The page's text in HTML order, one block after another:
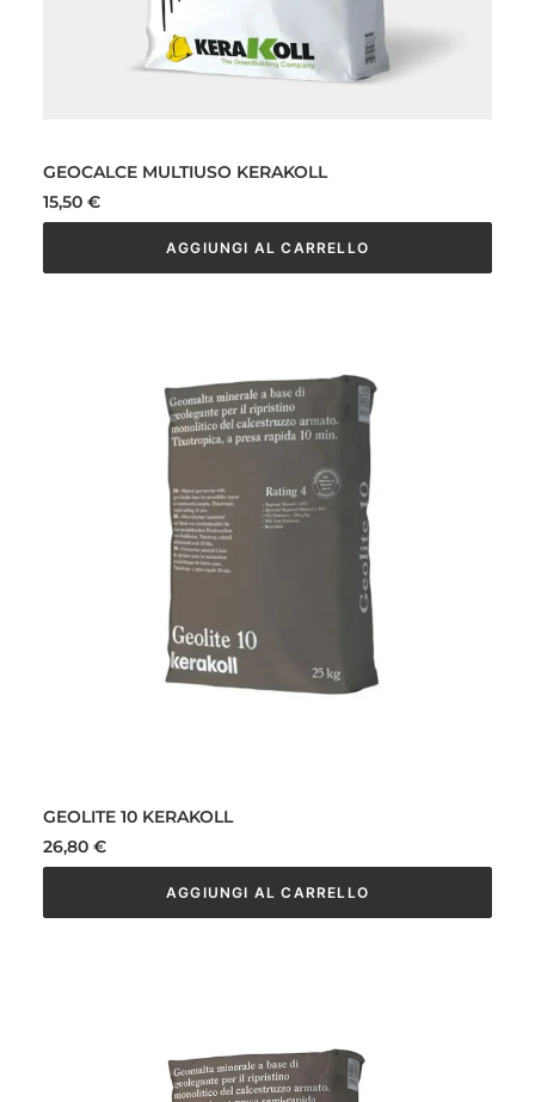
GEOCALCE MULTIUSO KERAKOLL
15,50 €
AGGIUNGI AL CARRELLO
GEOLITE 10 KERAKOLL
26,80 €
AGGIUNGI AL CARRELLO